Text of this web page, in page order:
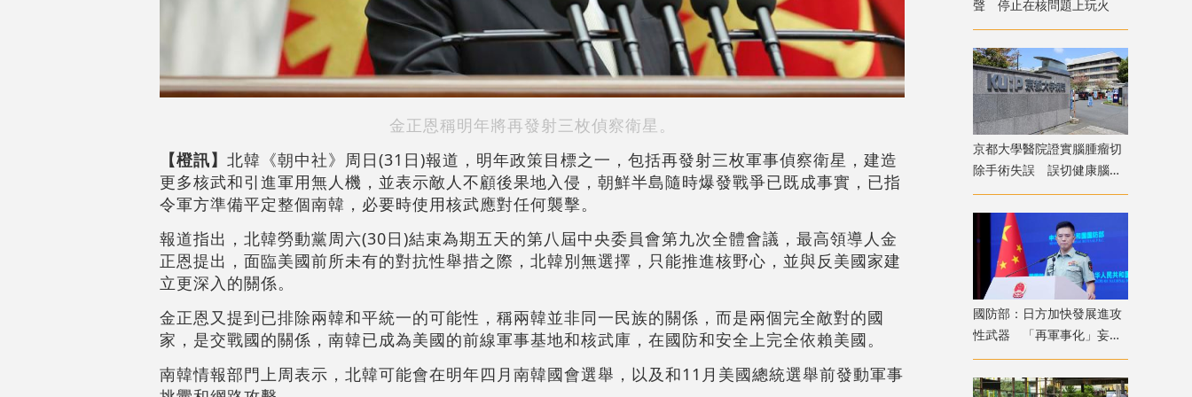
金正恩稱明年將再發射三枚偵察衛星。
【橙訊】 北韓《朝中社》周日(31日)報道，明年政策目標之一，包括再發射三枚軍事偵察衛星，建造
更多核武和引進軍用無人機，並表示敵人不顧後果地入侵，朝鮮半島隨時爆發戰爭已既成事實，已指
令軍方準備平定整個南韓，必要時使用核武應對任何襲擊。
報道指出，北韓勞動黨周六(30日)結束為期五天的第八屆中央委員會第九次全體會議，最高領導人金
正恩提出，面臨美國前所未有的對抗性舉措之際，北韓別無選擇，只能推進核野心，並與反美國家建
立更深入的關係。
金正恩又提到已排除兩韓和平統一的可能性，稱兩韓並非同一民族的關係，而是兩個完全敵對的國
家，是交戰國的關係，南韓已成為美國的前線軍事基地和核武庫，在國防和安全上完全依賴美國。
南韓情報部門上周表示，北韓可能會在明年四月南韓國會選舉，以及和11月美國總統選舉前發動軍事
聲 停止在核問題上玩火
京都大學醫院證實腦腫瘤切
除手術失誤 誤切健康腦組
織致病患無法自主呼吸
國防部：日方加快發展進攻
性武器 「再軍事化」妄動
是地區和平穩定真正威脅